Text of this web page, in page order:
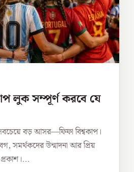
লুক সম্পূর্ণ করবে যে
বড় আসর—ফিফা বিশ্বকাপ।
সমর্থকদের উন্মাদনা আর প্রিয়